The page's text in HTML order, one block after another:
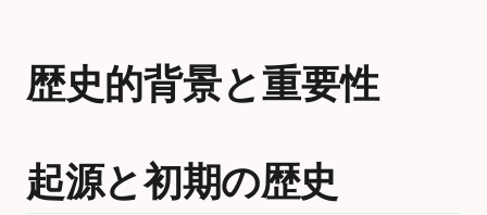
歴史的背景と重要性
起源と初期の歴史